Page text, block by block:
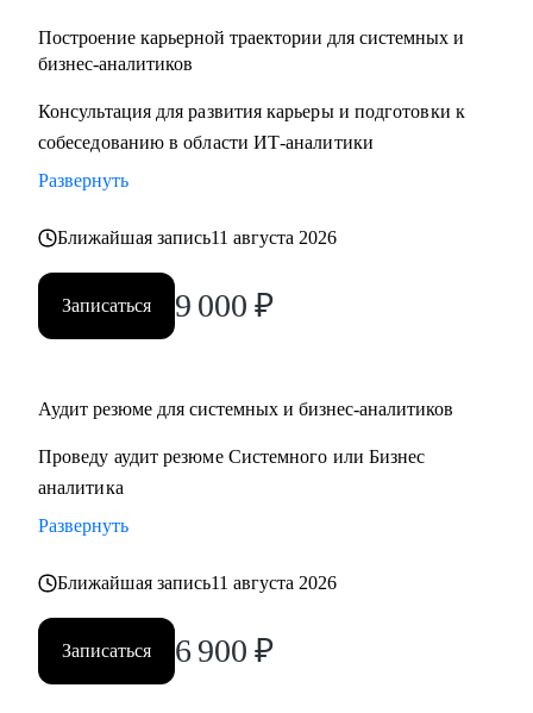
• Расширить ИТ-кругозор и прокачаться по темам:
- интеграция сервисов
- проектирование API
- проектирование БД
- архитектурные паттерны
Кому могу помочь:
• Системным аналитикам
• Руководителям проектов в ИТ
Построение карьерной траектории для системных и
бизнес-аналитиков
Консультация для развития карьеры и подготовки к
собеседованию в области ИТ-аналитики
Развернуть
Ближайшая запись11 августа 2026
Записаться 9 000 ₽
Аудит резюме для системных и бизнес-аналитиков
Проведу аудит резюме Системного или Бизнес
аналитика
Развернуть
Ближайшая запись11 августа 2026
Записаться 6 900 ₽